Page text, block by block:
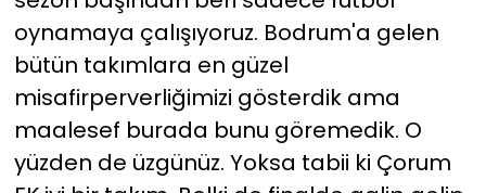
oynamaya çalışıyoruz. Bodrum'a gelen
bütün takımlara en güzel
misafirperverliğimizi gösterdik ama
maalesef burada bunu göremedik. O
yüzden de üzgünüz. Yoksa tabii ki Çorum